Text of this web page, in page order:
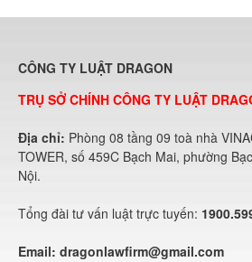
CÔNG TY LUẬT DRAGON
TRỤ SỞ CHÍNH CÔNG TY LUẬT
Địa chỉ: Phòng 08 tầng 09 toà nhà
TOWER, số 459C Bạch Mai, phường
Nội.
Tổng đài tư vấn luật trực tuyến:
Email: dragonlawfirm@gmail.com